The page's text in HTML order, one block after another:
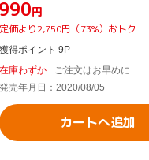
¥990円
定価より2,750円（73%）おトク
獲得ポイント 9P
在庫わずか
ご注文はお早めに
発売年月日：2020/08/05
カートへ追加